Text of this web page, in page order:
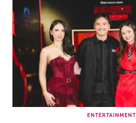
ENTERTAINMENT